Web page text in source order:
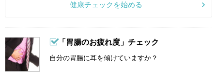
健康チェックを始める
「胃腸のお疲れ度」チェック
自分の胃腸に耳を傾けていますか？